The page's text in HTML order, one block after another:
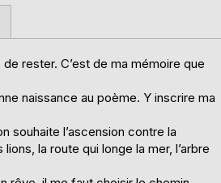
rester. C’est de ma mémoire que
naissance au poème. Y inscrire ma
souhaite l’ascension contre la
la route qui longe la mer, l’arbre